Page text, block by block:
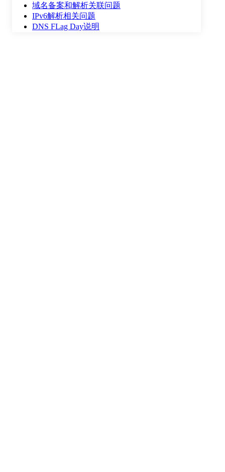
域名备案和解析关联问题
IPv6解析相关问题
DNS FLag Day说明